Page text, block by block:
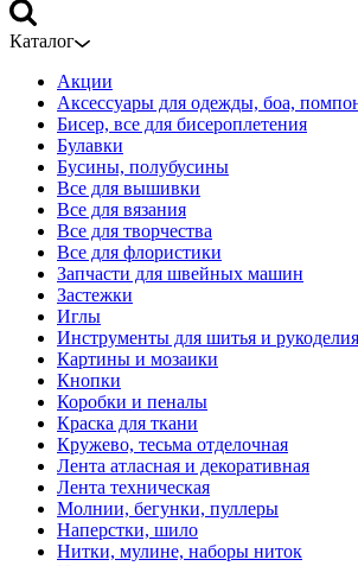
Каталог
Акции
Аксессуары для одежды, боа,
Бисер, все для бисероплетения
Булавки
Бусины, полубусины
Все для вышивки
Все для вязания
Все для творчества
Все для флористики
Запчасти для швейных машин
Застежки
Иглы
Инструменты для шитья и рукоделия
Картины и мозаики
Кнопки
Коробки и пеналы
Краска для ткани
Кружево, тесьма отделочная
Лента атласная и декоративная
Лента техническая
Молнии, бегунки, пуллеры
Наперстки, шило
Нитки, мулине, наборы ниток